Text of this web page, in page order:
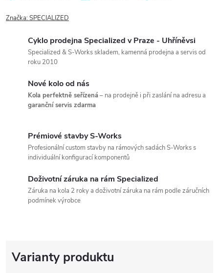
Značka:SPECIALIZED
Cyklo prodejna Specialized v Praze - Uhříněvsi
Specialized & S-Works skladem, kamenná prodejna a servis od
roku 2010
Nové kolo od nás
Kola perfektně seřízená– na prodejně i při zaslání na adresu a
garanční servis zdarma
Prémiové stavby S-Works
Profesionální custom stavby na rámových sadách S-Works s
individuální konfigurací komponentů
Doživotní záruka na rám Specialized
Záruka na kola 2 roky a doživotní záruka na rám podle záručních
podmínek výrobce